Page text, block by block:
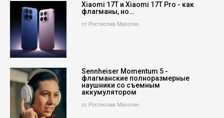
Xiaomi 17T и Xiaomi 17T Pro - как
флагманы, но…
от Ростислав Махотин
Sennheiser Momentum 5 -
флагманские полноразмерные
наушники со съемным
аккумулятором
от Ростислав Махотин